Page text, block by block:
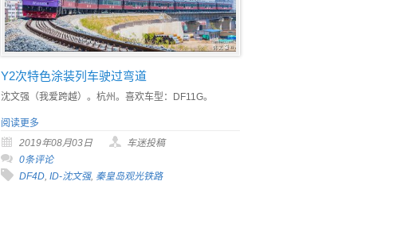
Y2次特色涂装列车驶过弯道
沈文强（我爱跨越）。杭州。喜欢车型：DF11G。
阅读更多
2019年08月03日
车迷投稿
0条评论
DF4D, ID-沈文强, 秦皇岛观光铁路